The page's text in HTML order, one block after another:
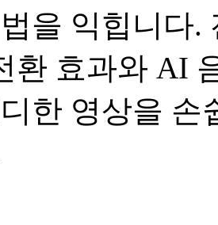
을 익힙니다.
환 효과와 AI
한 영상을 손